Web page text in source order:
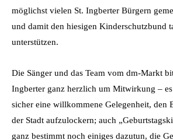
möglichst vielen St. Ingberter Bürgern
und damit den hiesigen Kinderschutzbund
unterstützen.
Die Sänger und das Team vom dm-Markt
Ingberter ganz herzlich um Mitwirkung –
sicher eine willkommene Gelegenheit, den
der Stadt aufzulockern; auch
ganz bestimmt noch einiges dazutun, die